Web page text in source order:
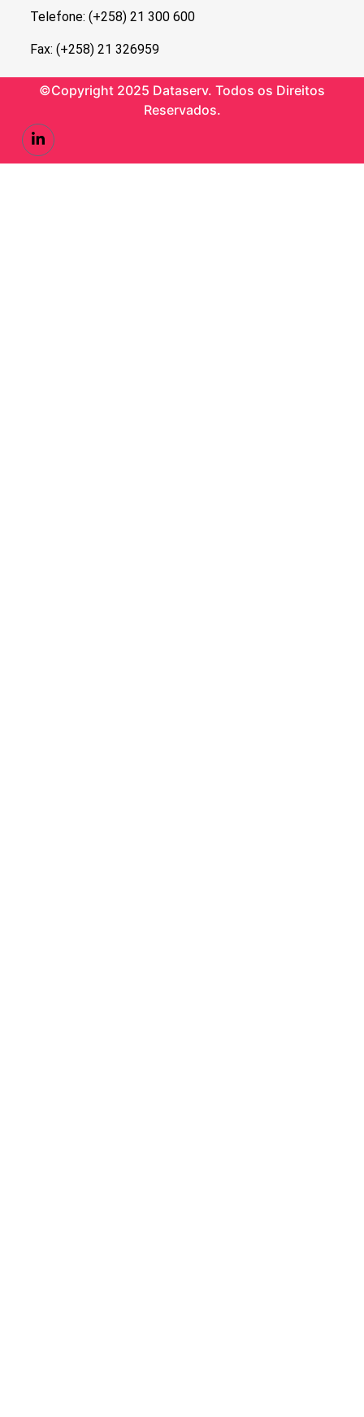
Telefone: (+258) 21 300 600
Fax: (+258) 21 326959
©Copyright 2025 Dataserv. Todos os Direitos
Reservados.